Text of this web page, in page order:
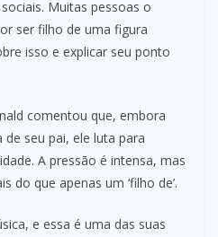
Muitas pessoas o
ser filho de uma figura
isso e explicar seu ponto
comentou que, embora
seu pai, ele luta para
A pressão é intensa, mas
do que apenas um ‘filho de’.
e essa é uma das suas